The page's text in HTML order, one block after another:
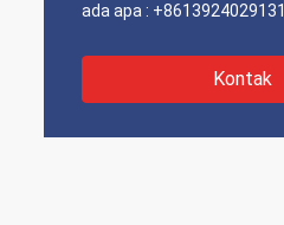
ada apa : +8613924029131
Kontak